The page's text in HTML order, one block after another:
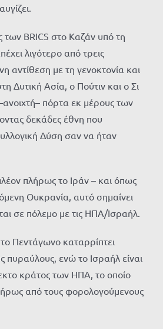
BRICS στο Καζάν υπό τη
λιγότερο από τρεις
αντίθεση με τη γενοκτονία και
Δυτική Ασία, ο Πούτιν και ο Σι
πόρτα εκ μέρους των
δεκάδες έθνη που
Δύση σαν να ήταν
πλήρως το Ιράν – και όπως
Ουκρανία, αυτό σημαίνει
σε πόλεμο με τις ΗΠΑ/Ισραήλ.
Πεντάγωνο καταρρίπτει
πυραύλους, ενώ το Ισραήλ είναι
κράτος των ΗΠΑ, το οποίο
από τους φορολογούμενους